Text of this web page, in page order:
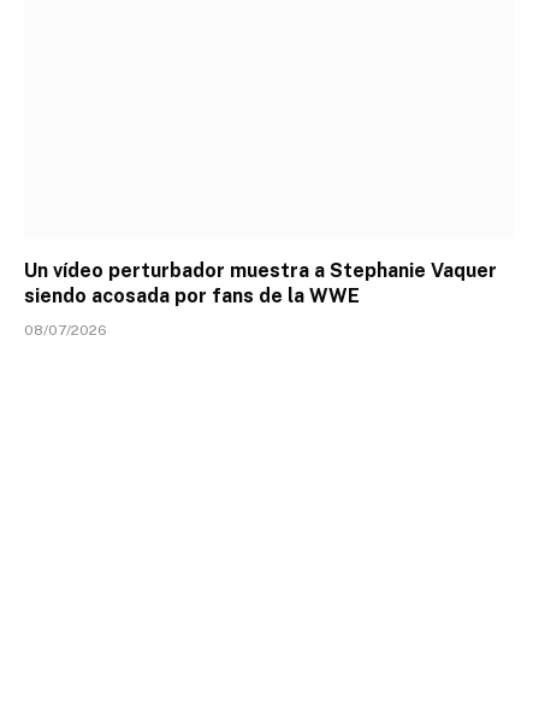
Un vídeo perturbador muestra a Stephanie Vaquer
siendo acosada por fans de la WWE
08/07/2026